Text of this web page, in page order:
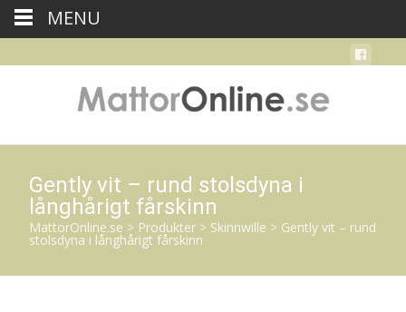
Gently vit – rund stolsdyna i
långhårigt fårskinn
MattorOnline.se > Produkter > Skinnwille > Gently vit – rund
stolsdyna i långhårigt fårskinn
MENU